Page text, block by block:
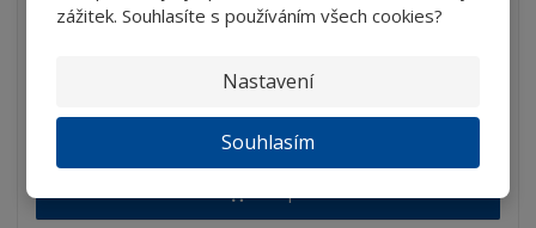
zážitek. Souhlasíte s používáním všech cookies?
Nastavení
Souhlasím
877 Kč
724,79 Kč bez DPH